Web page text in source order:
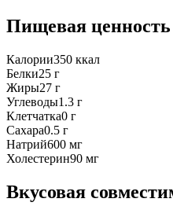
Пищевая ценность
Калории350 ккал
Белки25 г
Жиры27 г
Углеводы1.3 г
Клетчатка0 г
Сахара0.5 г
Натрий600 мг
Холестерин90 мг
Вкусовая